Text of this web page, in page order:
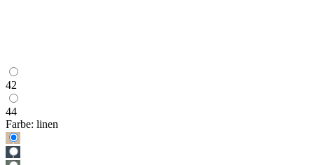
42
44
Farbe: linen